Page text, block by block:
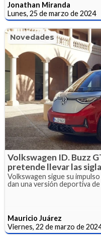
Jonathan Miranda
Lunes, 25 de marzo de 2024
Novedades
Volkswagen ID. Buzz
pretende llevar las
Volkswagen sigue su
dan una versión deportiva de
Mauricio Juárez
Viernes, 22 de marzo de